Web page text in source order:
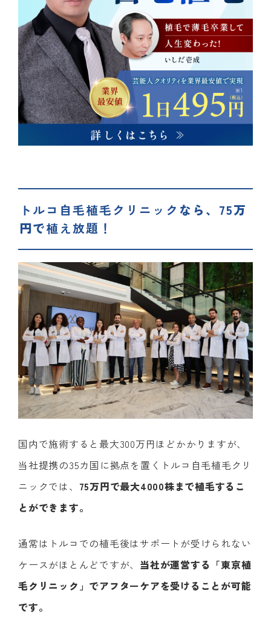
トルコ自毛植毛クリニック なら、75万
円で植え放題！
国内で施術すると最大300万円ほどかかりますが、
当社提携の35カ国に拠点を置くトルコ自毛植毛クリ
ニックでは、 75万円で最大4000株まで植毛するこ
とができます。
通常はトルコでの植毛後はサポートが受けられない
ケースがほとんどですが、 当社が運営する「東京植
毛クリニック」でアフターケアを受けることが可能
です。